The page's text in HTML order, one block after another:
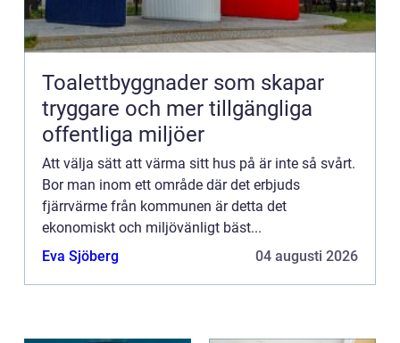
Toalettbyggnader som skapar
tryggare och mer tillgängliga
offentliga miljöer
Att välja sätt att värma sitt hus på är inte så svårt.
Bor man inom ett område där det erbjuds
fjärrvärme från kommunen är detta det
ekonomiskt och miljövänligt bäst...
Eva Sjöberg
04 augusti 2026